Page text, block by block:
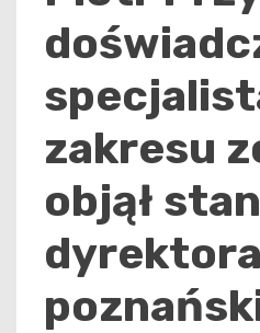
zakresu
objął
dyrektora